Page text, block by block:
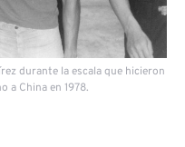
durante la escala que hicieron
a China en 1978.